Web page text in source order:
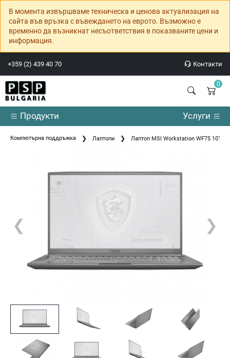
В момента извършваме техническа и ценова актуализация на
сайта във връзка с въвеждането на еврото. Възможно е
временно да възникнат несъответствия в показваните цени и
информация.
+359 (2) 439 40 70 Контакти
0
Продукти Услуги
Компютърна поддръжка Лаптопи Лаптоп MSI Workstation WF75 10TK
❮ ❯